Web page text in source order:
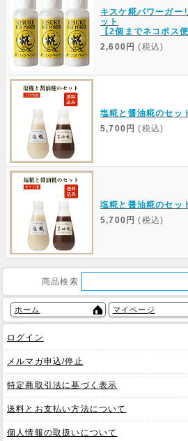
キスケ糀パワーガー
ット
【2個までネコポス
2,600円 (税込)
塩糀と醤油糀のセッ
5,700円 (税込)
塩糀と醤油糀のセッ
5,700円 (税込)
商品検索
ホーム マイページ
ログイン
メルマガ申込/停止
特定商取引法に基づく表示
送料とお支払い方法について
個人情報の取扱いについて